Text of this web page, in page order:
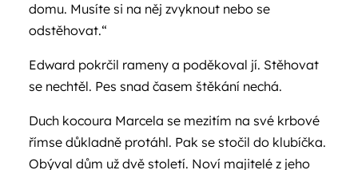
domu. Musíte si na něj zvyknout nebo se
odstěhovat.“
Edward pokrčil rameny a poděkoval jí. Stěhovat
se nechtěl. Pes snad časem štěkání nechá.
Duch kocoura Marcela se mezitím na své krbové
římse důkladně protáhl. Pak se stočil do klubíčka.
Obýval dům už dvě století. Noví majitelé z jeho